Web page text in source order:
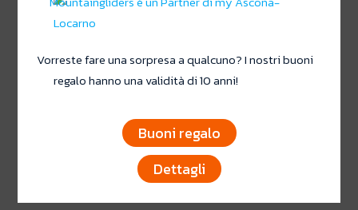
Vorreste fare una sorpresa a qualcuno? I nostri buoni
regalo hanno una validità di 10 anni!
Buoni regalo
Dettagli